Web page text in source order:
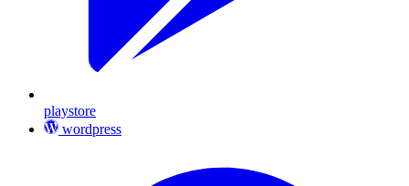
playstore
wordpress